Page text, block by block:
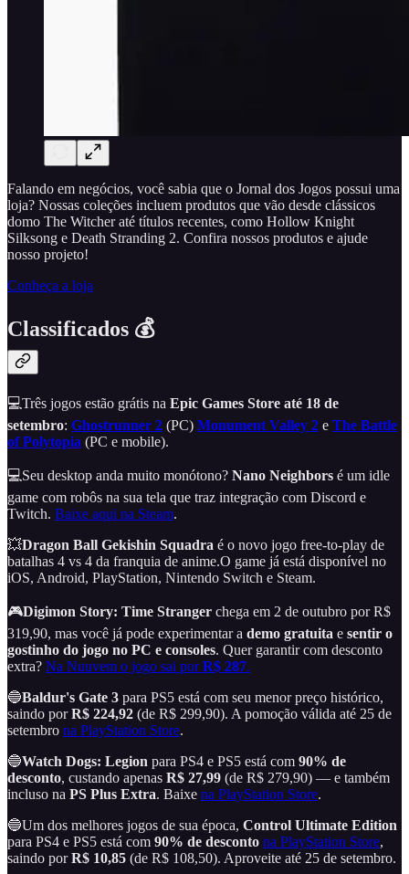
Falando em negócios, você sabia que o Jornal dos Jogos possui uma
loja? Nossas coleções incluem produtos que vão desde clássicos
domo The Witcher até títulos recentes, como Hollow Knight
Silksong e Death Stranding 2. Confira nossos produtos e ajude
nosso projeto!
Conheça a loja
Classificados 💰
💻Três jogos estão grátis na Epic Games Store até 18 de
setembro: Ghostrunner 2 (PC) Monument Valley 2 e The Battle
of Polytopia (PC e mobile).
💻Seu desktop anda muito monótono? Nano Neighbors é um idle
game com robôs na sua tela que traz integração com Discord e
Twitch. Baixe aqui na Steam.
💥Dragon Ball Gekishin Squadra é o novo jogo free-to-play de
batalhas 4 vs 4 da franquia de anime.O game já está disponível no
iOS, Android, PlayStation, Nintendo Switch e Steam.
🎮Digimon Story: Time Stranger chega em 2 de outubro por R$
319,90, mas você já pode experimentar a demo gratuita e sentir o
gostinho do jogo no PC e consoles. Quer garantir com desconto
extra? Na Nuuvem o jogo sai porR$ 287.
🔵Baldur's Gate 3 para PS5 está com seu menor preço histórico,
saindo porR$ 224,92 (de R$ 299,90). A pomoção válida até 25 de
setembro na PlayStation Store.
🔵Watch Dogs: Legion para PS4 e PS5 está com 90% de
desconto, custando apenas R$ 27,99 (de R$ 279,90) — e também
incluso na PS Plus Extra. Baixe na PlayStation Store.
🔵Um dos melhores jogos de sua época, Control Ultimate Edition
para PS4 e PS5 está com 90% de desconto na PlayStation Store,
saindo porR$ 10,85 (de R$ 108,50). Aproveite até 25 de setembro.